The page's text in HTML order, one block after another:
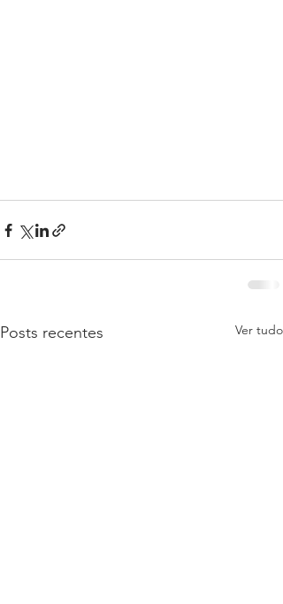
Posts recentes Ver tudo